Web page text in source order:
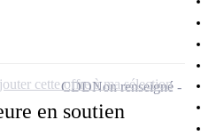
en soutien
CDDNon renseigné
cette offre à ma sélection